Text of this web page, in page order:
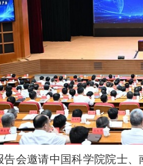
告会邀请中国科学院院士